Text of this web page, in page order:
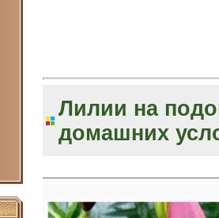
Лилии на
домашних